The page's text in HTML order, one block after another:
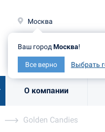
Москва
Ваш город Москва!
Все верно Выбрать
О компании
Ваш город
Все верно
Golden Candies